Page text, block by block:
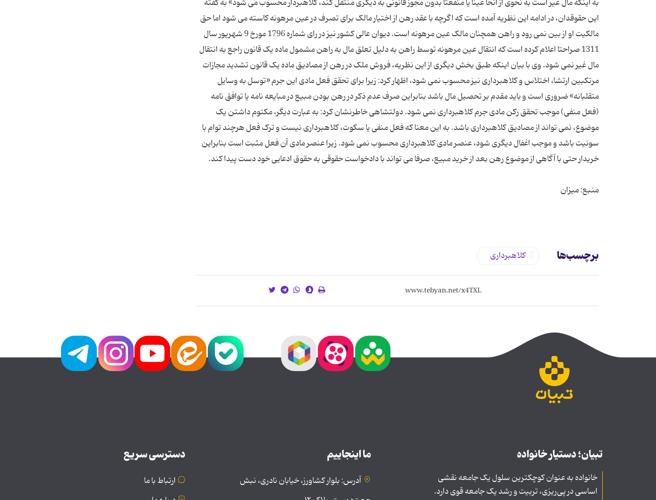
به اینکه مال غیر است به نحوی از انحا عینا یا منفعتا بدون مجوز قانونی به دیگری منتقل کند، کلاهبردار محسوب می شود» به گفته
این حقوقدان، در ادامه این نظریه آمده است که اگرچه با عقد رهن از اختیار مالک برای تصرف در عین مرهونه کاسته می شود اما حق
مالکیت او از بین نمی رود و راهن همچنان مالک عین مرهونه است. دیوان عالی کشور نیز در رای شماره 1796 مورخ 9 شهریور سال
1311 صراحتا اعلام کرده است که انتقال عین مرهونه توسط راهن به دلیل تعلق مال به راهن مشمول ماده یک قانون راجع به انتقال
مال غیر نمی شود. وی با بیان اینکه طبق بخش دیگری از این نظریه، فروش ملک در رهن از مصادیق ماده یک قانون تشدید مجازات
مرتکبین ارتشا، اختلاس و کلاهبرداری نیز محسوب نمی شود، اظهار کرد: زیرا برای تحقق فعل مادی این جرم «توسل به وسایل
متقلبانه» ضروری است و باید مقدم بر تحصیل مال باشد بنابراین صرف عدم ذکر در رهن بودن مبیع در مبایعه نامه یا توافق نامه
(فعل منفی) موجب تحقق رکن مادی جرم کلاهبرداری نمی شود. دولتشاهی خاطرنشان کرد: به عبارت دیگر، مکتوم داشتن یک
موضوع، نمی تواند از مصادیق کلاهبرداری باشد. به این معنا که فعل منفی یا سکوت، کلاهبرداری نیست و ترک فعل هرچند توام با
سونیت باشد و موجب اغفال دیگری شود، عنصر مادی کلاهبرداری محسوب نمی شود. زیرا عنصر مادی آن فعل مثبت است بنابراین
برچسب‌ها کلاهبرداری
تبیان؛ دستیار خانواده
خانواده به عنوان کوچکترین سلول یک جامعه نقشی
اساسی در پی‌ریزی، تربیت و رشد یک جامعه قوی دارد.
ما اینجاییم
آدرس: بلوار کشاورز، خیابان نادری، نبش
دسترسی سریع
ارتباط با ما